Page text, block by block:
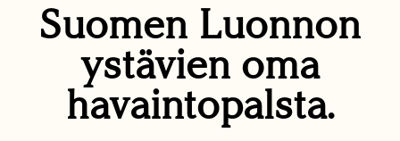
Suomen Luonnon
ystävien oma
havaintopalsta.